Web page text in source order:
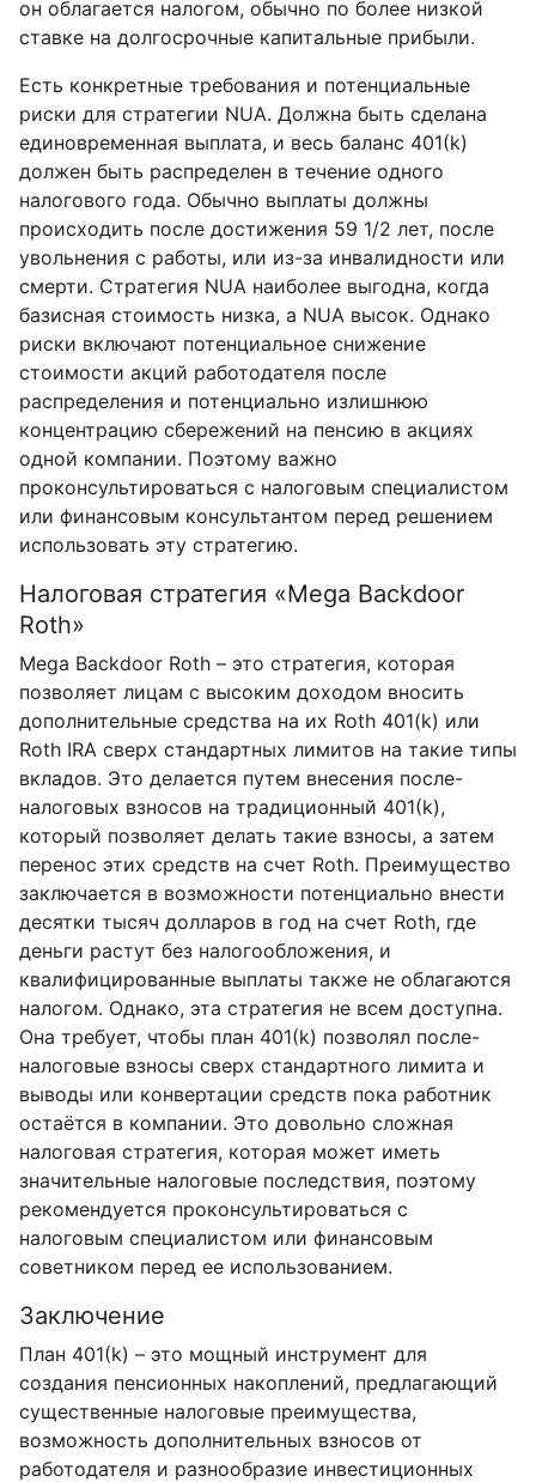
он облагается налогом, обычно по более низкой
ставке на долгосрочные капитальные прибыли.
Есть конкретные требования и потенциальные
риски для стратегии NUA. Должна быть сделана
единовременная выплата, и весь баланс 401(k)
должен быть распределен в течение одного
налогового года. Обычно выплаты должны
происходить после достижения 59 1/2 лет, после
увольнения с работы, или из-за инвалидности или
смерти. Стратегия NUA наиболее выгодна, когда
базисная стоимость низка, а NUA высок. Однако
риски включают потенциальное снижение
стоимости акций работодателя после
распределения и потенциально излишнюю
концентрацию сбережений на пенсию в акциях
одной компании. Поэтому важно
проконсультироваться с налоговым специалистом
или финансовым консультантом перед решением
использовать эту стратегию.
Налоговая стратегия «Mega Backdoor
Roth»
Mega Backdoor Roth – это стратегия, которая
позволяет лицам с высоким доходом вносить
дополнительные средства на их Roth 401(k) или
Roth IRA сверх стандартных лимитов на такие типы
вкладов. Это делается путем внесения после-
налоговых взносов на традиционный 401(k),
который позволяет делать такие взносы, а затем
перенос этих средств на счет Roth. Преимущество
заключается в возможности потенциально внести
десятки тысяч долларов в год на счет Roth, где
деньги растут без налогообложения, и
квалифицированные выплаты также не облагаются
налогом. Однако, эта стратегия не всем доступна.
Она требует, чтобы план 401(k) позволял после-
налоговые взносы сверх стандартного лимита и
выводы или конвертации средств пока работник
остаётся в компании. Это довольно сложная
налоговая стратегия, которая может иметь
значительные налоговые последствия, поэтому
рекомендуется проконсультироваться с
налоговым специалистом или финансовым
советником перед ее использованием.
Заключение
План 401(k) – это мощный инструмент для
создания пенсионных накоплений, предлагающий
существенные налоговые преимущества,
возможность дополнительных взносов от
работодателя и разнообразие инвестиционных